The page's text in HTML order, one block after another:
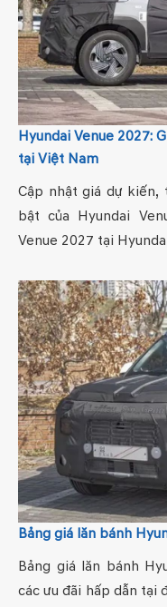
Hyundai Venue 2027:
tại Việt Nam
Cập nhật giá dự
bật của Hyundai
Venue 2027 tại
Bảng giá lăn bánh
Bảng giá lăn bánh
các ưu đãi hấp dẫn tại